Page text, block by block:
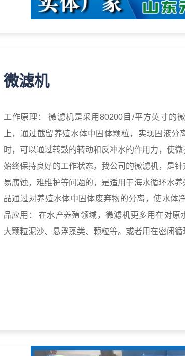
微滤机
工作原理： 微滤机是采用80200目/平方英寸的微孔筛网固定在转鼓型过滤设备
上，通过截留养殖水体中固体颗粒，实现固液分
时，可以通过转鼓的转动和反冲水的作用力，使
始终保持良好的工作状态。我公司的微滤机，是针
易腐蚀，难维护等问题的，是适用于海水循环水
品通过对养殖水体中固体废弃物的分离，使水体
品应用： 在水产养殖领域，微滤机更多用在对原水的一级过滤上，以滤除水中的
大颗粒泥沙、悬浮藻类、颗粒等。或者用在密闭循